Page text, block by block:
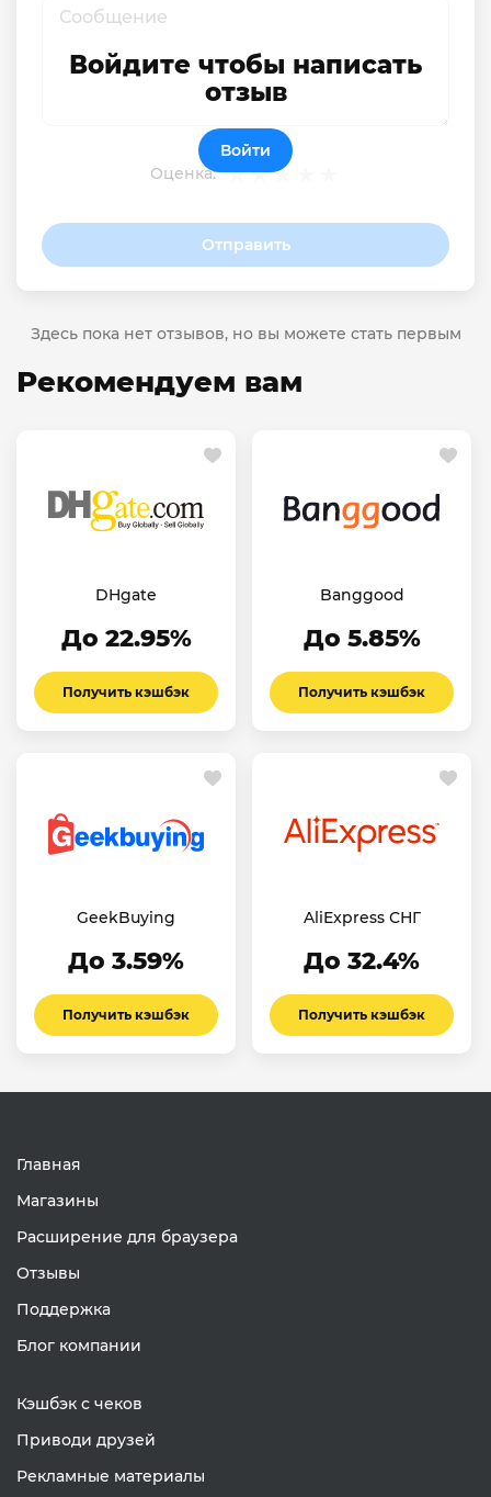
Оценка:
Отправить
Войдите чтобы написать
отзыв
Войти
Здесь пока нет отзывов, но вы можете стать первым
Рекомендуем вам
DHgate
До 22.95%
Получить кэшбэк
Banggood
До 5.85%
Получить кэшбэк
GeekBuying
До 3.59%
Получить кэшбэк
AliExpress СНГ
До 32.4%
Получить кэшбэк
Главная
Магазины
Расширение для браузера
Отзывы
Поддержка
Блог компании
Кэшбэк с чеков
Приводи друзей
Рекламные материалы